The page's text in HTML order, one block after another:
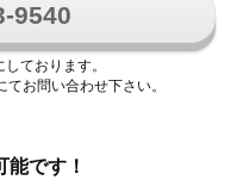
9540
ております。
お問い合わせ下さい。
です！